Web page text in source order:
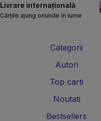
Livrare internațională
Cărțile ajung oriunde în lume
Categorii
Autori
Top carti
Noutati
Bestsellers